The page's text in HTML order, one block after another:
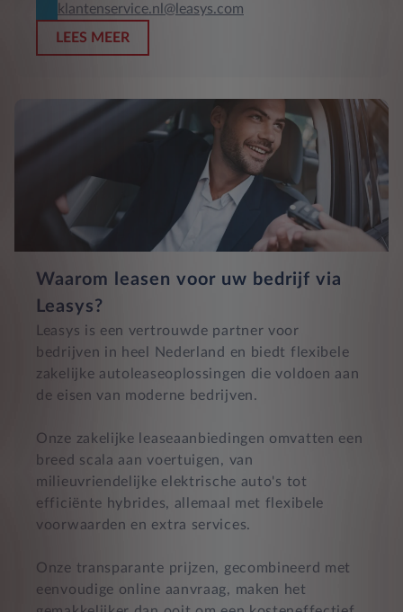
klantenservice.nl@leasys.com
LEES MEER
Waarom leasen voor uw bedrijf via
Leasys?
Leasys is een vertrouwde partner voor
bedrijven in heel Nederland en biedt flexibele
zakelijke autoleaseoplossingen die voldoen aan
de eisen van moderne bedrijven.
Onze zakelijke leaseaanbiedingen omvatten een
breed scala aan voertuigen, van
milieuvriendelijke elektrische auto's tot
efficiënte hybrides, allemaal met flexibele
voorwaarden en extra services.
Onze transparante prijzen, gecombineerd met
eenvoudige online aanvraag, maken het